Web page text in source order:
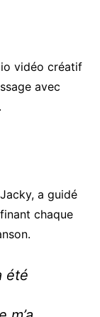
vidéo créatif
avec
a guidé
chaque
été